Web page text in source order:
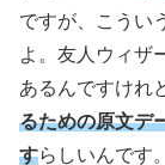
ですが、こうい
よ。友人ウィザ
あるんですけれ
るための原文デ
すらしいんです